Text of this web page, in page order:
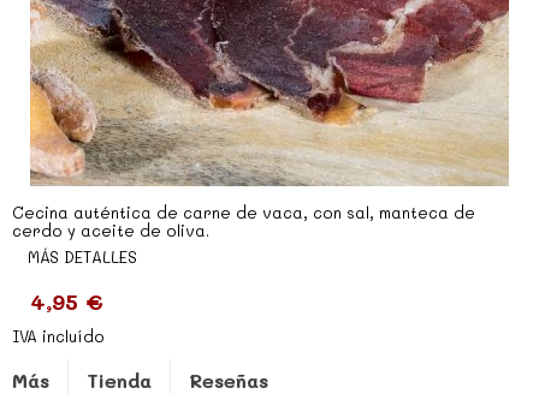
Cecina auténtica de carne de vaca, con sal, manteca de
cerdo y aceite de oliva.
MÁS DETALLES
4,95 €
IVA incluído
Más Tienda Reseñas